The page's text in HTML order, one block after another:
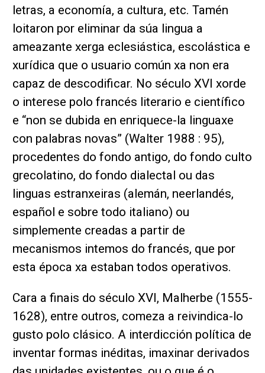
letras, a economía, a cultura, etc. Tamén
loitaron por eliminar da súa lingua a
ameazante xerga eclesiástica, escolástica e
xurídica que o usuario común xa non era
capaz de descodificar. No século XVI xorde
o interese polo francés literario e científico
e “non se dubida en enriquece-la linguaxe
con palabras novas” (Walter 1988 : 95),
procedentes do fondo antigo, do fondo culto
grecolatino, do fondo dialectal ou das
linguas estranxeiras (alemán, neerlandés,
español e sobre todo italiano) ou
simplemente creadas a partir de
mecanismos intemos do francés, que por
esta época xa estaban todos operativos.
Cara a finais do século XVI, Malherbe (1555-
1628), entre outros, comeza a reivindica-lo
gusto polo clásico. A interdicción política de
inventar formas inéditas, imaxinar derivados